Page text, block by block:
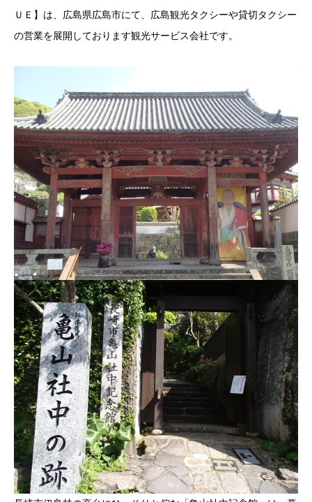
ＵＥ】は、広島県広島市にて、広島観光タクシーや貸切タクシー
の営業を展開しております観光サービス会社です。